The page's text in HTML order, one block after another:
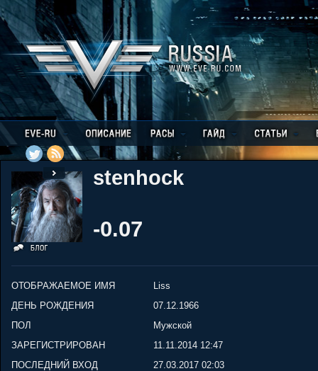
stenhock
-0.07
ОТОБРАЖАЕМОЕ ИМЯ
Liss
ДЕНЬ РОЖДЕНИЯ
07.12.1966
ПОЛ
Мужской
ЗАРЕГИСТРИРОВАН
11.11.2014 12:47
ПОСЛЕДНИЙ ВХОД
27.03.2017 02:03